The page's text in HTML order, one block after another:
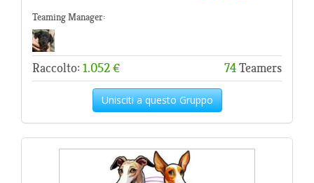
Teaming Manager:
Raccolto: 1.052 € 74Teamers
Unisciti a questo Gruppo